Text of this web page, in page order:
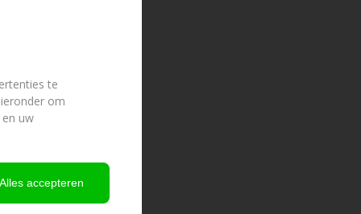
Schipper
eerste
goede
en
te
om
en uw
Alles accepteren